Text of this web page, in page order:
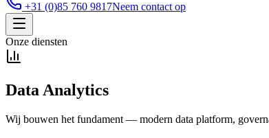
+31 (0)85 760 9817Neem contact op
Onze diensten
Data Analytics
Wij bouwen het fundament — modern data platform,